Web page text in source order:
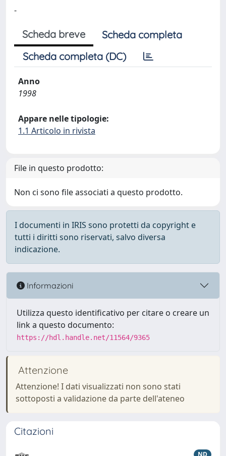
-
Scheda breve
Scheda completa
Scheda completa (DC)
Anno
1998
Appare nelle tipologie:
1.1 Articolo in rivista
File in questo prodotto:
Non ci sono file associati a questo prodotto.
I documenti in IRIS sono protetti da copyright e
tutti i diritti sono riservati, salvo diversa
indicazione.
Informazioni
Utilizza questo identificativo per citare o creare un
link a questo documento:
https://hdl.handle.net/11564/9365
Attenzione
Attenzione! I dati visualizzati non sono stati
sottoposti a validazione da parte dell'ateneo
Citazioni